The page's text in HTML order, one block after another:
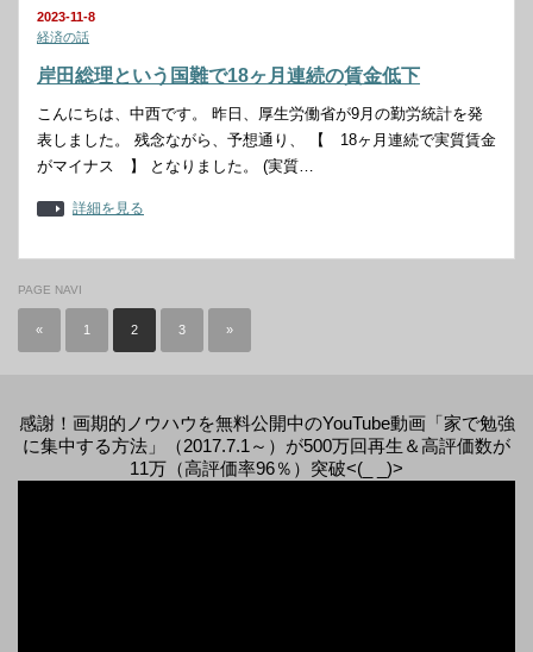
2023-11-8
経済の話
岸田総理という国難で18ヶ月連続の賃金低下
こんにちは、中西です。 昨日、厚生労働省が9月の勤労統計を発
表しました。 残念ながら、予想通り、 【 18ヶ月連続で実質賃金
がマイナス 】 となりました。 (実質…
詳細を見る
PAGE NAVI
« 1 2 3 »
感謝！画期的ノウハウを無料公開中のYouTube動画「家で勉強
に集中する方法」（2017.7.1～）が500万回再生＆高評価数が
11万（高評価率96％）突破<(_ _)>